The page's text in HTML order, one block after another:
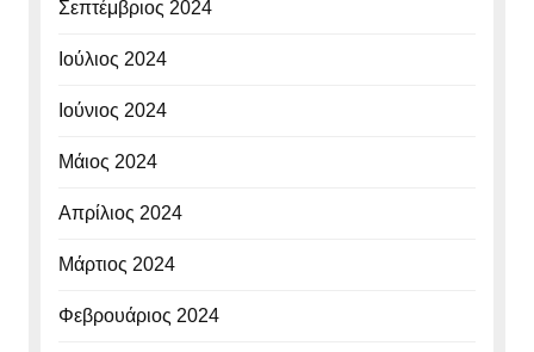
Σεπτέμβριος 2024
Ιούλιος 2024
Ιούνιος 2024
Μάιος 2024
Απρίλιος 2024
Μάρτιος 2024
Φεβρουάριος 2024